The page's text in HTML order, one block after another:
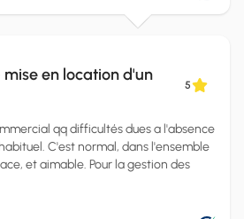
en location d'un
5
qq difficultés dues a l'absence
C'est normal, dans l'ensemble
et aimable. Pour la gestion des